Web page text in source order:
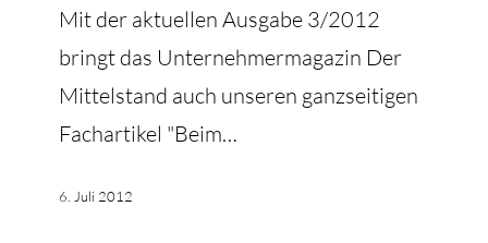
Mit der aktuellen Ausgabe 3/2012
bringt das Unternehmermagazin Der
Mittelstand auch unseren ganzseitigen
Fachartikel "Beim…
6. Juli 2012